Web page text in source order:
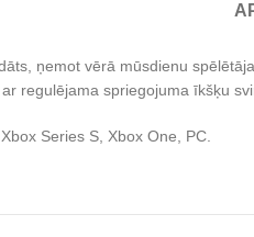
ņemot vērā mūsdienu
regulējama spriegojuma īkšķu
Series S, Xbox One, PC.